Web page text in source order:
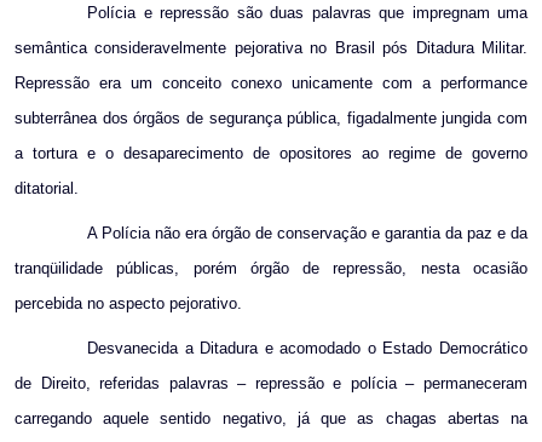
Polícia e repressão são duas palavras que impregnam uma
semântica consideravelmente pejorativa no Brasil pós Ditadura Militar.
Repressão era um conceito conexo unicamente com a performance
subterrânea dos órgãos de segurança pública, figadalmente jungida com
a tortura e o desaparecimento de opositores ao regime de governo
ditatorial.
A Polícia não era órgão de conservação e garantia da paz e da
tranqüilidade públicas, porém órgão de repressão, nesta ocasião
percebida no aspecto pejorativo.
Desvanecida a Ditadura e acomodado o Estado Democrático
de Direito, referidas palavras – repressão e polícia – permaneceram
carregando aquele sentido negativo, já que as chagas abertas na